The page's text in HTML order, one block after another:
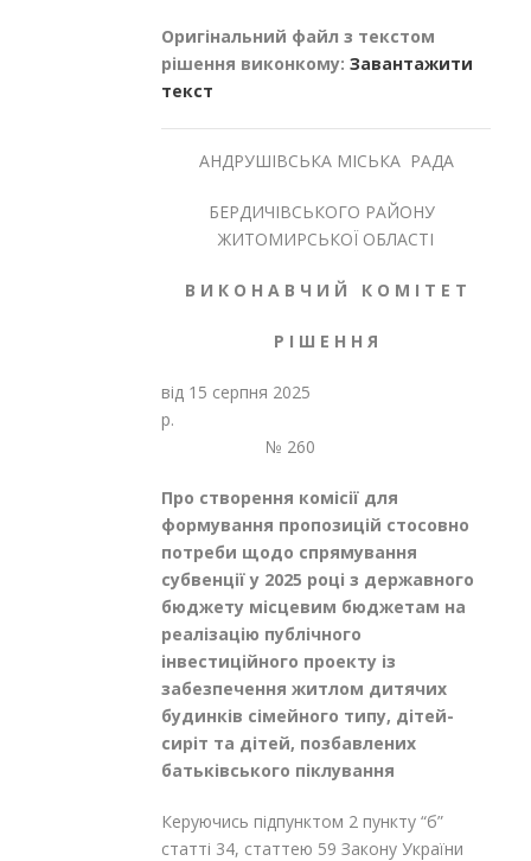
Оригінальний файл з текстом
рішення виконкому: Завантажити
текст
АНДРУШІВСЬКА МІСЬКА РАДА
БЕРДИЧІВСЬКОГО РАЙОНУ
ЖИТОМИРСЬКОЇ ОБЛАСТІ
В И К О Н А В Ч И Й К О М І Т Е Т
Р І Ш Е Н Н Я
від 15 серпня 2025
р.
№ 260
Про створення комісії для
формування пропозицій стосовно
потреби щодо спрямування
субвенції у 2025 році з державного
бюджету місцевим бюджетам на
реалізацію публічного
інвестиційного проекту із
забезпечення житлом дитячих
будинків сімейного типу, дітей-
сиріт та дітей, позбавлених
батьківського піклування
Керуючись підпунктом 2 пункту “б”
статті 34, статтею 59 Закону України